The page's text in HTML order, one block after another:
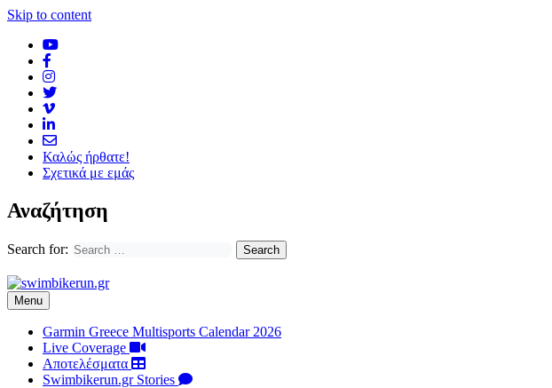
Skip to content
Καλώς ήρθατε!
Σχετικά με εμάς
Αναζήτηση
Search for:
Menu
Garmin Greece Multisports Calendar 2026
Live Coverage
Αποτελέσματα
Swimbikerun.gr Stories